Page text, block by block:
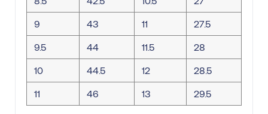
9 43 11 27.5
9.5 44 11.5 28
10 44.5 12 28.5
11 46 13 29.5